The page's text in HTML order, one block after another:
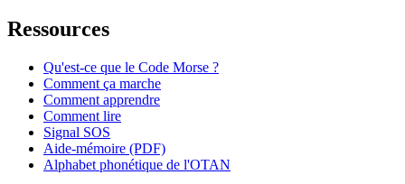
Ressources
Qu'est-ce que le Code Morse ?
Comment ça marche
Comment apprendre
Comment lire
Signal SOS
Aide-mémoire (PDF)
Alphabet phonétique de l'OTAN